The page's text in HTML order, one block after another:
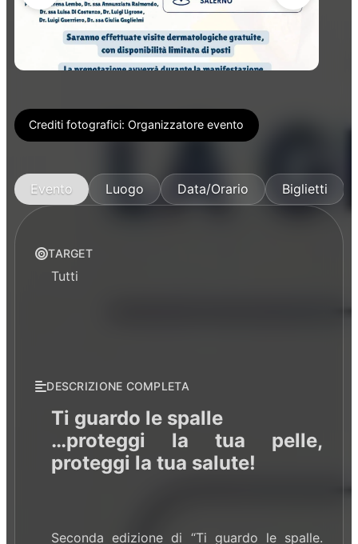
Crediti fotografici: Organizzatore evento
Evento Luogo Data/Orario Biglietti
TARGET
Tutti
DESCRIZIONE COMPLETA
Ti guardo le spalle
…proteggi la tua pelle,
proteggi la tua salute!
Seconda edizione di “Ti guardo le spalle.